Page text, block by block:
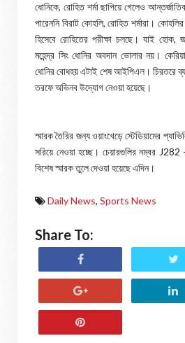
ধোনিকে, রোহিত শর্মা ছাপিয়ে গেলেও
পারেননি বিরাট কোহলি, রোহিত শর্মারা।
হিসেবে রোহিতের পরীক্ষা চলছে। যাই হোক,
মহেন্দ্র সিং ধোনির অবদান ভোলার নয়।
ধোনির বোধহয় এটাই শেষ আইপিএল। চিরতরে
তরফে অভিনব উদ্যোগ নেওয়া হয়েছে।
স্মারক তৈরির জন্য ওয়াংখেড়ে স্টেডিয়ামের
সরিয়ে নেওয়া হচ্ছে। চেয়ারগুলির নম্বর
বিশেষ স্মারক তুলে দেওয়া হয়েছে এদিন।
Daily News, Sports News
Share To: